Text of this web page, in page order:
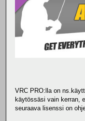
VRC PRO:lla on
käytössäsi vain kerran,
seuraava lisenssi on